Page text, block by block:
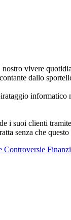
vivere
dallo
i suoi clienti
senza che
Controversie